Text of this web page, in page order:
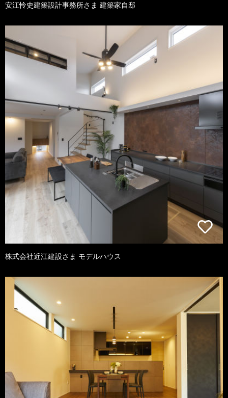
安江怜史建築設計事務所さま 建築家自邸
株式会社近江建設さま モデルハウス